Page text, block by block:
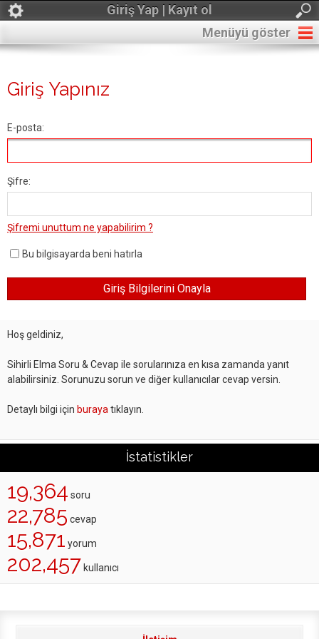
Giriş Yap | Kayıt ol
Menüyü göster
Giriş Yapınız
E-posta:
Şifre:
Şifremi unuttum ne yapabilirim ?
Bu bilgisayarda beni hatırla
Hoş geldiniz,
Sihirli Elma Soru & Cevap ile sorularınıza en kısa zamanda yanıt
alabilirsiniz. Sorunuzu sorun ve diğer kullanıcılar cevap versin.
Detaylı bilgi için buraya tıklayın.
İstatistikler
19,364 soru
22,785 cevap
15,871 yorum
202,457 kullanıcı